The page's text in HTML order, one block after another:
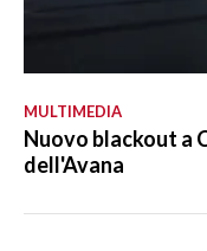
MULTIMEDIA
Nuovo blackout a
dell'Avana